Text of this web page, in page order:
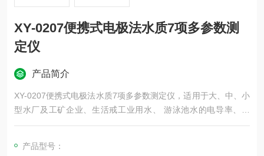
XY-0207便携式电极法水质7项多参数测
定仪
产品简介
XY-0207便携式电极法水质7项多参数测定仪，适用于大、中、小
型水厂及工矿企业、生活戒工业用水、 游泳池水的电导率、盐
度、溶解氧、温度、浊度，PH（酸碱度）和 ORP（氧化还原电
产品型号：